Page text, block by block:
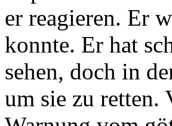
er reagieren. Er
konnte. Er hat
sehen, doch in
um sie zu retten.